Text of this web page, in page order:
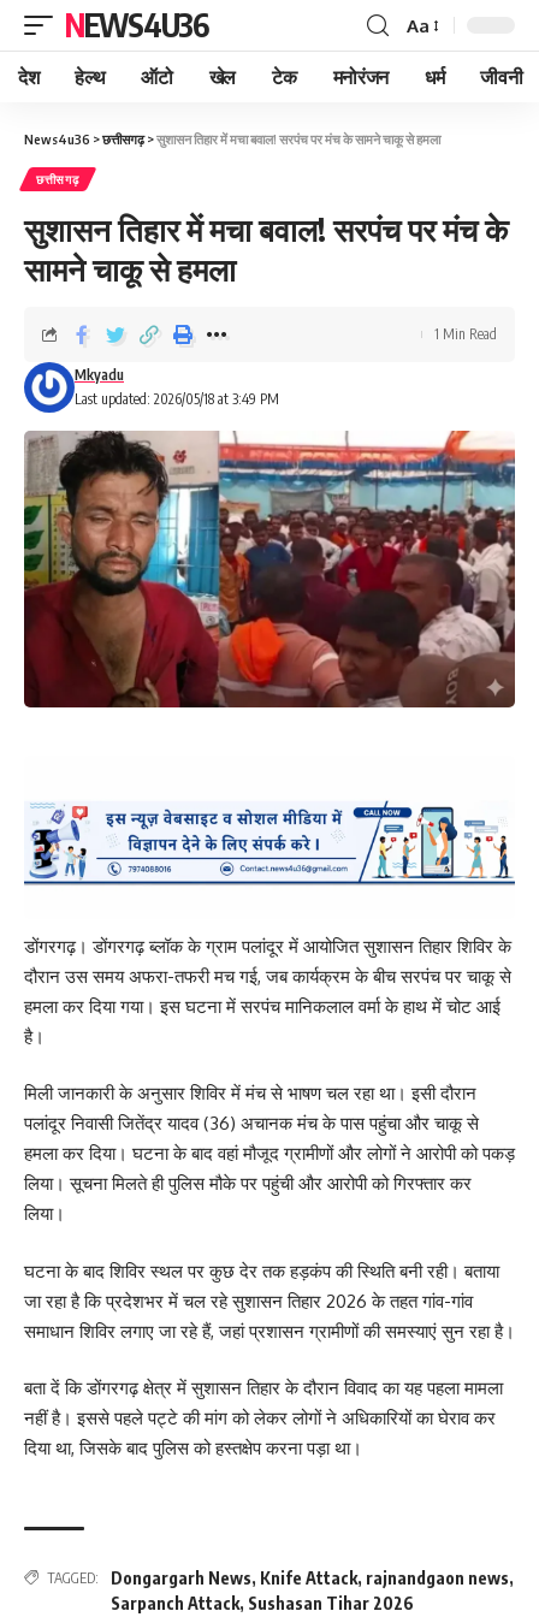
NEWS4U36 Aa
देश हेल्थ ऑटो खेल टेक मनोरंजन धर्म जीवनी
News4u36 >छत्तीसगढ़>सुशासन तिहार में मचा बवाल! सरपंच पर मंच के सामने चाकू से हमला
छत्तीसगढ़
सुशासन तिहार में मचा बवाल! सरपंच पर मंच के
सामने चाकू से हमला
Last updated: 2026/05/18 at 3:49 PM
Mkyadu
1 Min Read
डोंगरगढ़। डोंगरगढ़ ब्लॉक के ग्राम पलांदूर में आयोजित सुशासन तिहार शिविर के
दौरान उस समय अफरा-तफरी मच गई, जब कार्यक्रम के बीच सरपंच पर चाकू से
हमला कर दिया गया। इस घटना में सरपंच मानिकलाल वर्मा के हाथ में चोट आई
है।
मिली जानकारी के अनुसार शिविर में मंच से भाषण चल रहा था। इसी दौरान
पलांदूर निवासी जितेंद्र यादव (36) अचानक मंच के पास पहुंचा और चाकू से
हमला कर दिया। घटना के बाद वहां मौजूद ग्रामीणों और लोगों ने आरोपी को पकड़
लिया। सूचना मिलते ही पुलिस मौके पर पहुंची और आरोपी को गिरफ्तार कर
लिया।
घटना के बाद शिविर स्थल पर कुछ देर तक हड़कंप की स्थिति बनी रही। बताया
जा रहा है कि प्रदेशभर में चल रहे सुशासन तिहार 2026 के तहत गांव-गांव
समाधान शिविर लगाए जा रहे हैं, जहां प्रशासन ग्रामीणों की समस्याएं सुन रहा है।
बता दें कि डोंगरगढ़ क्षेत्र में सुशासन तिहार के दौरान विवाद का यह पहला मामला
नहीं है। इससे पहले पट्टे की मांग को लेकर लोगों ने अधिकारियों का घेराव कर
दिया था, जिसके बाद पुलिस को हस्तक्षेप करना पड़ा था।
TAGGED: Dongargarh News, Knife Attack, rajnandgaon news,
Sarpanch Attack, Sushasan Tihar 2026